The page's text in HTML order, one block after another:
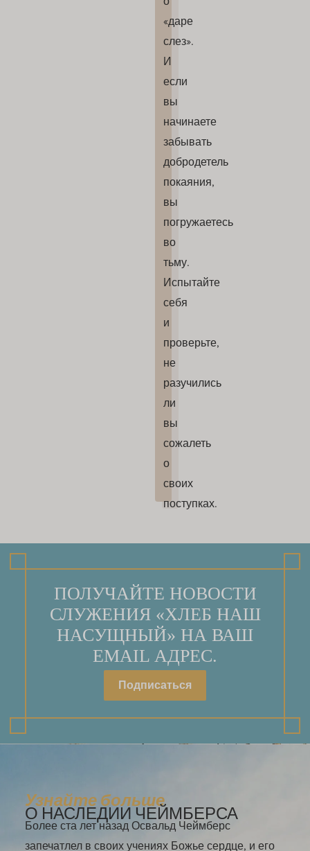
«даре
слез».
И
если
вы
начинаете
забывать
добродетель
покаяния,
вы
погружаетесь
во
тьму.
Испытайте
себя
и
проверьте,
не
разучились
ли
вы
сожалеть
о
своих
поступках.
ПОЛУЧАЙТЕ НОВОСТИ
СЛУЖЕНИЯ «ХЛЕБ НАШ
НАСУЩНЫЙ» НА ВАШ
EMAIL АДРЕС.
Подписаться
Узнайте больше
О НАСЛЕДИИ ЧЕЙМБЕРСА
Более ста лет назад Освальд Чеймберс
запечатлел в своих учениях Божье сердце, и его